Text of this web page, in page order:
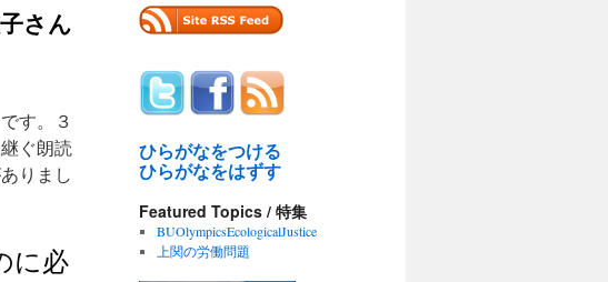
さん
す。３
ぐ朗読
りまし
に必
ひらがなをつける
ひらがなをはずす
Featured Topics / 特集
BUOlympicsEcologicalJustice
上関の労働問題